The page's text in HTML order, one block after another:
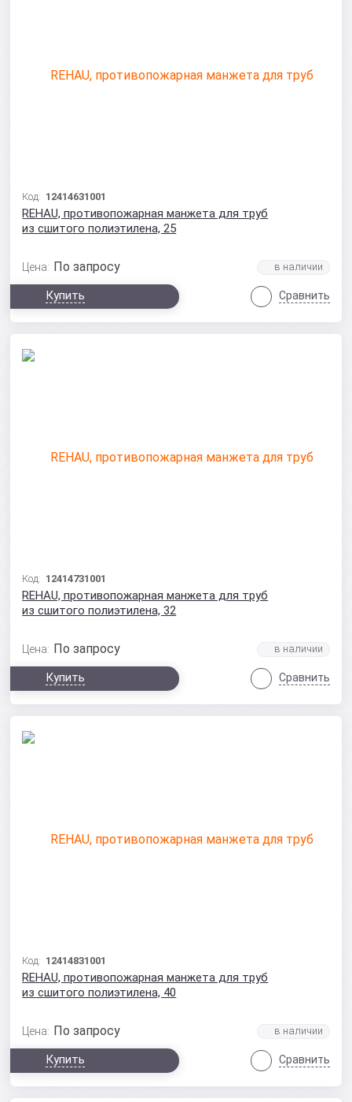
Код: 12414631001
REHAU, противопожарная манжета для труб
из сшитого полиэтилена, 25
Цена: По запросу
Купить Сравнить
Код: 12414731001
REHAU, противопожарная манжета для труб
из сшитого полиэтилена, 32
Цена: По запросу
Купить Сравнить
Код: 12414831001
REHAU, противопожарная манжета для труб
из сшитого полиэтилена, 40
Цена: По запросу
Купить Сравнить